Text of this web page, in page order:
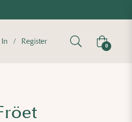
/ Register Cart
0